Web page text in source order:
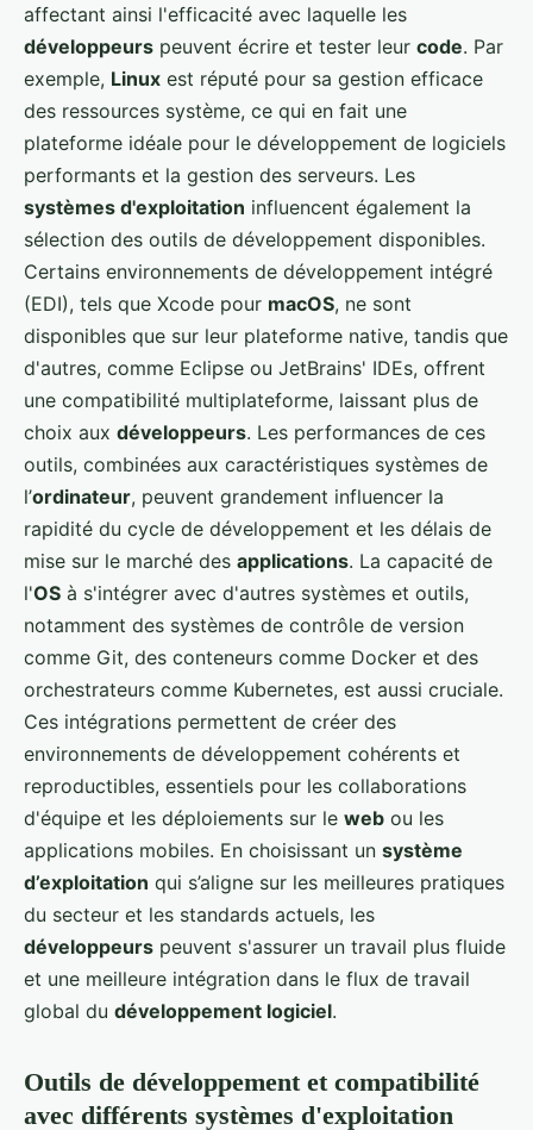
affectant ainsi l'efficacité avec laquelle les
développeurs peuvent écrire et tester leur code. Par
exemple, Linux est réputé pour sa gestion efficace
des ressources système, ce qui en fait une
plateforme idéale pour le développement de logiciels
performants et la gestion des serveurs. Les
systèmes d'exploitation influencent également la
sélection des outils de développement disponibles.
Certains environnements de développement intégré
(EDI), tels que Xcode pour macOS, ne sont
disponibles que sur leur plateforme native, tandis que
d'autres, comme Eclipse ou JetBrains' IDEs, offrent
une compatibilité multiplateforme, laissant plus de
choix aux développeurs. Les performances de ces
outils, combinées aux caractéristiques systèmes de
l’ordinateur, peuvent grandement influencer la
rapidité du cycle de développement et les délais de
mise sur le marché des applications. La capacité de
l'OS à s'intégrer avec d'autres systèmes et outils,
notamment des systèmes de contrôle de version
comme Git, des conteneurs comme Docker et des
orchestrateurs comme Kubernetes, est aussi cruciale.
Ces intégrations permettent de créer des
environnements de développement cohérents et
reproductibles, essentiels pour les collaborations
d'équipe et les déploiements sur le web ou les
applications mobiles. En choisissant un système
d’exploitation qui s’aligne sur les meilleures pratiques
du secteur et les standards actuels, les
développeurs peuvent s'assurer un travail plus fluide
et une meilleure intégration dans le flux de travail
global du développement logiciel.
Outils de développement et compatibilité
avec différents systèmes d'exploitation